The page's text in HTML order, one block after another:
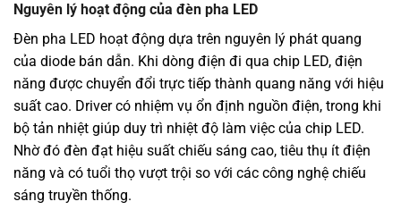
Nguyên lý hoạt động của đèn pha LED
Đèn pha LED hoạt động dựa trên nguyên lý phát quang
của diode bán dẫn. Khi dòng điện đi qua chip LED, điện
năng được chuyển đổi trực tiếp thành quang năng với hiệu
suất cao. Driver có nhiệm vụ ổn định nguồn điện, trong khi
bộ tản nhiệt giúp duy trì nhiệt độ làm việc của chip LED.
Nhờ đó đèn đạt hiệu suất chiếu sáng cao, tiêu thụ ít điện
năng và có tuổi thọ vượt trội so với các công nghệ chiếu
sáng truyền thống.